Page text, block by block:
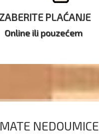
PLAĆANJE
Online ili pouzećem
NEDOUMICE